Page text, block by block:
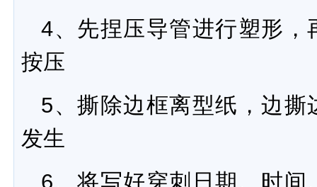
4、先捏压导管进行塑形，
按压
5、撕除边框离型纸，边撕
发生
6、将写好穿刺日期、时间